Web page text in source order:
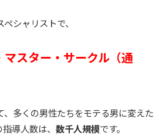
シャリストで、
マスター・サークル（通
、多くの男性たちをモテる男に変えた
導人数は、 数千人規模です。